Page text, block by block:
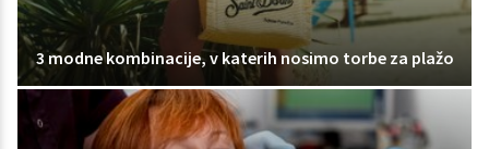
3 modne kombinacije, v katerih nosimo torbe za plažo